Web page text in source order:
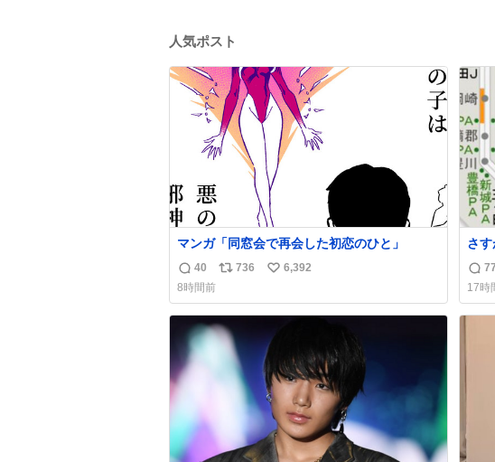
人気ポスト
マンガ「同窓会で再会した初恋のひと」
返
信
数
40
リ
ス
ト
736
い
ね
数
6,392
8時間前
さ
返
信
数
77
17時